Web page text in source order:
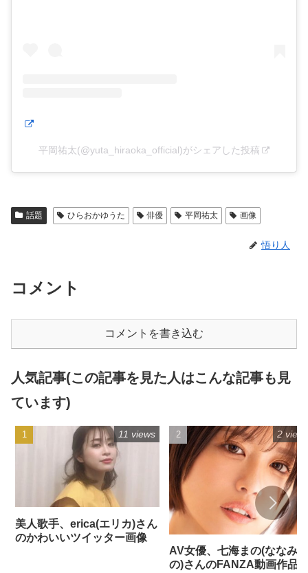
平岡祐太(@yuta_hiraoka_official)がシェアした投稿
話題 ひらおかゆうた 俳優 平岡祐太 画像
悟り人
コメント
コメントを書き込む
人気記事(この記事を見た人はこんな記事も見
ています)
美人歌手、erica(エリカ)さん
のかわいいツイッター画像
11 views
AV女優、七海まの(ななみま
の)さんのFANZA動画作品
2